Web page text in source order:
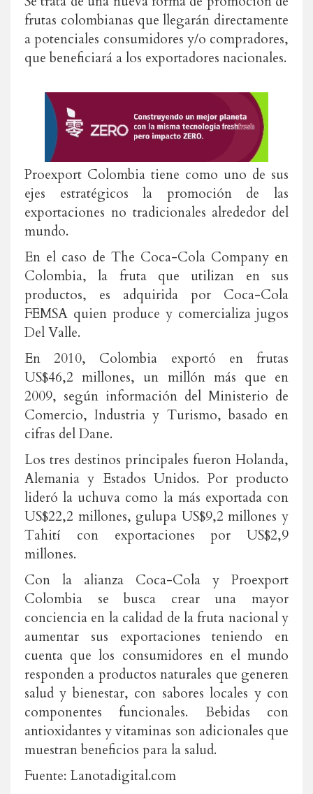
frutas colombianas que llegarán directamente
a potenciales consumidores y/o compradores,
que beneficiará a los exportadores nacionales.
Proexport Colombia tiene como uno de sus
ejes estratégicos la promoción de las
exportaciones no tradicionales alrededor del
mundo.
En el caso de The Coca-Cola Company en
Colombia, la fruta que utilizan en sus
productos, es adquirida por Coca-Cola
FEMSA quien produce y comercializa jugos
Del Valle.
En 2010, Colombia exportó en frutas
US$46,2 millones, un millón más que en
2009, según información del Ministerio de
Comercio, Industria y Turismo, basado en
cifras del Dane.
Los tres destinos principales fueron Holanda,
Alemania y Estados Unidos. Por producto
lideró la uchuva como la más exportada con
US$22,2 millones, gulupa US$9,2 millones y
Tahití con exportaciones por US$2,9
millones.
Con la alianza Coca-Cola y Proexport
Colombia se busca crear una mayor
conciencia en la calidad de la fruta nacional y
aumentar sus exportaciones teniendo en
cuenta que los consumidores en el mundo
responden a productos naturales que generen
salud y bienestar, con sabores locales y con
componentes funcionales. Bebidas con
antioxidantes y vitaminas son adicionales que
muestran beneficios para la salud.
Fuente: Lanotadigital.com